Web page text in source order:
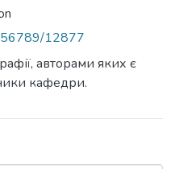
12877
авторами яких є
кафедри.